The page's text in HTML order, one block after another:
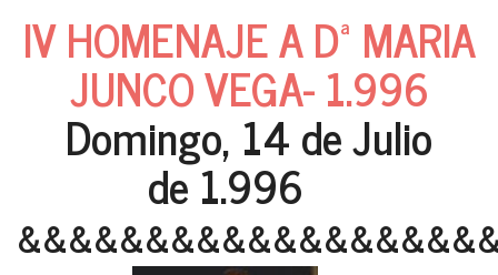
IV HOMENAJE A Dª MARIA
JUNCO VEGA- 1.996
Domingo, 14 de Julio
de 1.996